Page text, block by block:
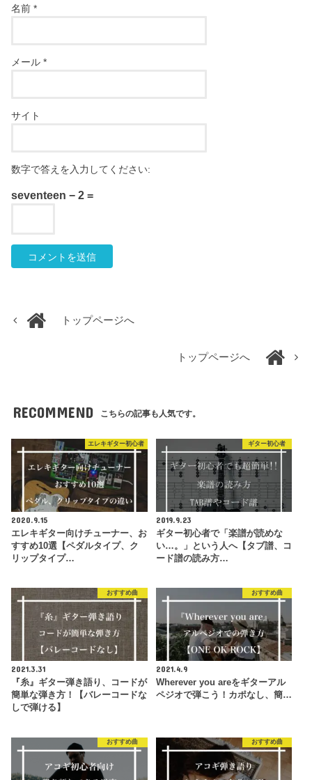
名前*
メール*
サイト
数字で答えを入力してください:
seventeen − 2 =
トップページへ
トップページへ
RECOMMEND こちらの記事も人気です。
エレキギター初心者
2020.9.15
エレキギター向けチューナー、お
すすめ10選【ペダルタイプ、ク
リップタイプ…
ギター初心者
2019.9.23
ギター初心者で「楽譜が読めな
い…。」という人へ【タブ譜、コ
ード譜の読み方…
おすすめ曲
2021.3.31
『糸』ギター弾き語り、コードが
簡単な弾き方！【バレーコードな
しで弾ける】
おすすめ曲
2021.4.9
Wherever you areをギターアル
ペジオで弾こう！カポなし、簡…
おすすめ曲 おすすめ曲